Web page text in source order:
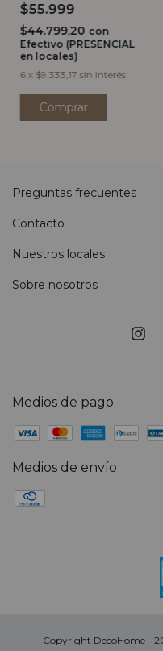
$55.999
$44.799,20 con
Efectivo (PRESENCIAL
en locales)
6 x $9.333,17 sin interés
Comprar
Preguntas frecuentes
Contacto
Nuestros locales
Sobre nosotros
Medios de pago
Medios de envío
Copyright DecoHome -